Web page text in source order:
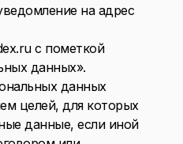
на адрес
с пометкой
данных».
данных
целей, для которых
данные, если иной